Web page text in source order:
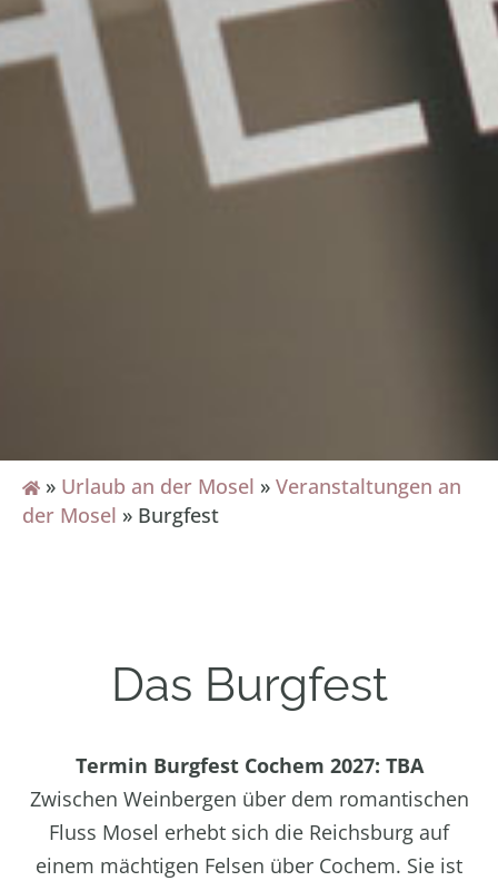
» Urlaub an der Mosel » Veranstaltungen an
der Mosel » Burgfest
Das Burgfest
Termin Burgfest Cochem 2027: TBA
Zwischen Weinbergen über dem romantischen
Fluss Mosel erhebt sich die Reichsburg auf
einem mächtigen Felsen über Cochem. Sie ist